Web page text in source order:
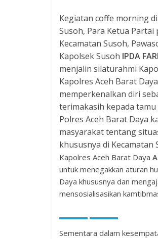
Kegiatan coffe morning
Susoh, Para Ketua Partai
Kecamatan Susoh,
Kapolsek Susoh IPDA
menjalin silaturahmi
Kapolres Aceh Barat Daya
memperkenalkan diri
terimakasih kepada
Polres Aceh Barat Daya
masyarakat tentang
khususnya di Kecamatan
Kapolres Aceh Barat Daya
untuk menegakkan aturan
Daya khususnya dan
mensosialisasikan
Sementara dalam